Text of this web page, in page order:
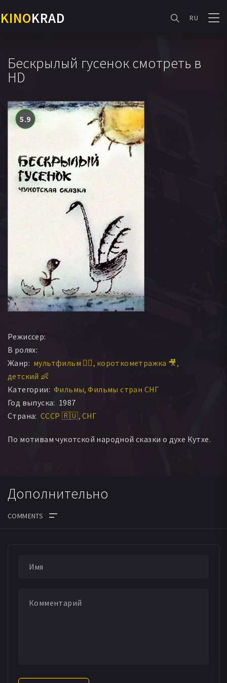
KINOKRAD RU
Бескрылый гусенок смотреть в
HD
5.9
Режиссер:
В ролях:
Жанр: мультфильм 🧚‍♀️ короткометражка 🎥
детский 👶
Категории: Фильмы Фильмы стран СНГ
Год выпуска: 1987
Страна: СССР 🇷🇺 СНГ
По мотивам чукотской народной сказки о духе Кутхе.
Дополнительно